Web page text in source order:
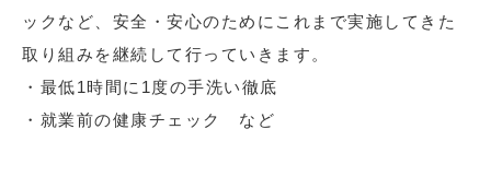
ックなど、安全・安心のためにこれまで実施してきた
取り組みを継続して行っていきます。
・最低1時間に1度の手洗い徹底
・就業前の健康チェック など